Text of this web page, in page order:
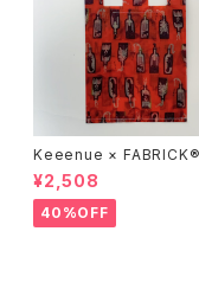
Keeenue ×
MPACT SHOPPING
acks Exclusive model
¥2,508
40%OFF